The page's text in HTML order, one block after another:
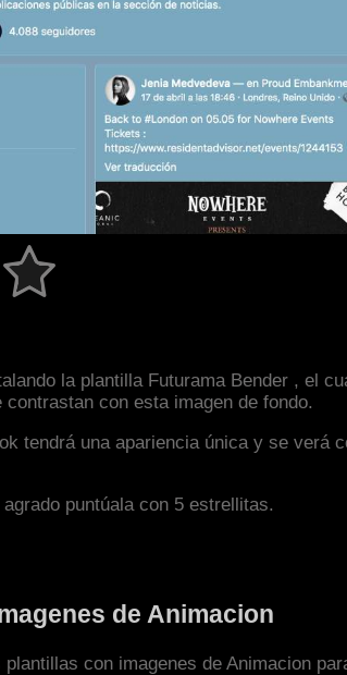
la plantilla Futurama Bender , el
con esta imagen de fondo.
tendrá una apariencia única y se verá
puntúala con 5 estrellitas.
de Animacion
con imagenes de Animacion